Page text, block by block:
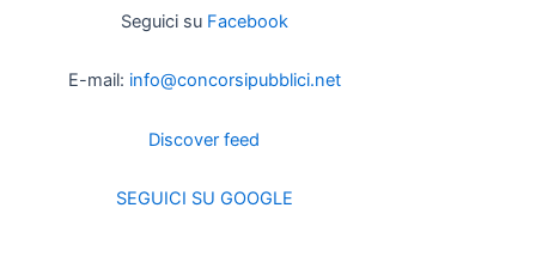
Seguici su Facebook
E-mail: info@concorsipubblici.net
Discover feed
SEGUICI SU GOOGLE